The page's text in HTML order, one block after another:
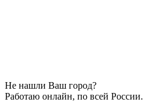
Не нашли Ваш город?
Работаю онлайн, по всей России.